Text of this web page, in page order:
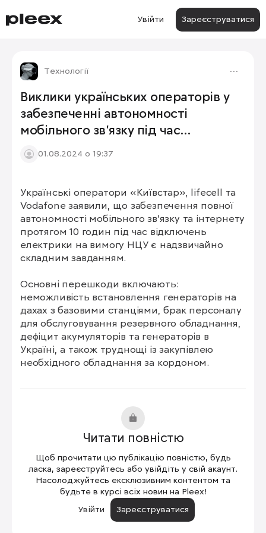
Увійти Зареєструватися
Технології
Виклики українських операторів у
забезпеченні автономності
мобільного зв'язку під час
відключень електрики
01.08.2024 о 19:37
Українські оператори «Київстар», lifecell та
Vodafone заявили, що забезпечення повної
автономності мобільного зв’язку та інтернету
протягом 10 годин під час відключень
електрики на вимогу НЦУ є надзвичайно
складним завданням.
Основні перешкоди включають:
неможливість встановлення генераторів на
дахах з базовими станціями, брак персоналу
для обслуговування резервного обладнання,
дефіцит акумуляторів та генераторів в
Україні, а також труднощі із закупівлею
необхідного обладнання за кордоном.
Читати повністю
Щоб прочитати цю публікацію повністю, будь
ласка, зареєструйтесь або увійдіть у свій акаунт.
Насолоджуйтесь ексклюзивним контентом та
будьте в курсі всіх новин на Pleex!
Увійти
Зареєструватися